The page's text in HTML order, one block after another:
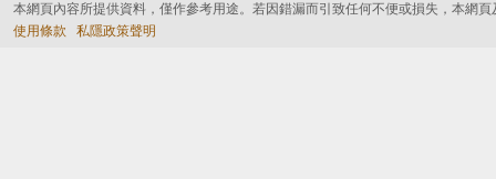
本網頁內容所提供資料，僅作參考用途。若因錯漏而引致任何不便或損失，本網
使用條款
私隱政策聲明